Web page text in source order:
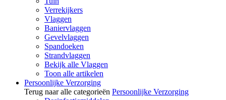
Verrekijkers
Vlaggen
Baniervlaggen
Gevelvlaggen
Spandoeken
Strandvlaggen
Bekijk alle Vlaggen
Toon alle artikelen
Persoonlijke Verzorging
Terug naar alle categorieën Persoonlijke Verzorging